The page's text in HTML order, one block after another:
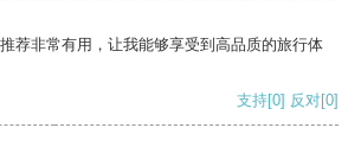
荐非常有用，让我能够享受到高品质的旅行体
支持[0] 反对[0]